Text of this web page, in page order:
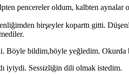
pencereler oldum, kalbten aynalar
birşeyler koparttı gitti.
Böyle bildim,böyle yeğledim.
iyiydi. Sessizliğin dili olmak istedim.